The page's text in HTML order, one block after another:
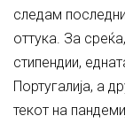
следам
оттука. За
стипендии,
Португалија, а
текот на